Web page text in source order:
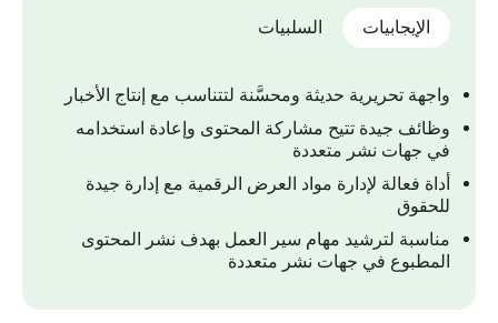
الإيجابيات السلبيات
واجهة تحريرية حديثة ومحسَّنة لتتناسب مع إنتاج الأخبار
وظائف جيدة تتيح مشاركة المحتوى وإعادة استخدامه
في جهات نشر متعددة
أداة فعالة لإدارة مواد العرض الرقمية مع إدارة جيدة
للحقوق
مناسبة لترشيد مهام سير العمل بهدف نشر المحتوى
المطبوع في جهات نشر متعددة